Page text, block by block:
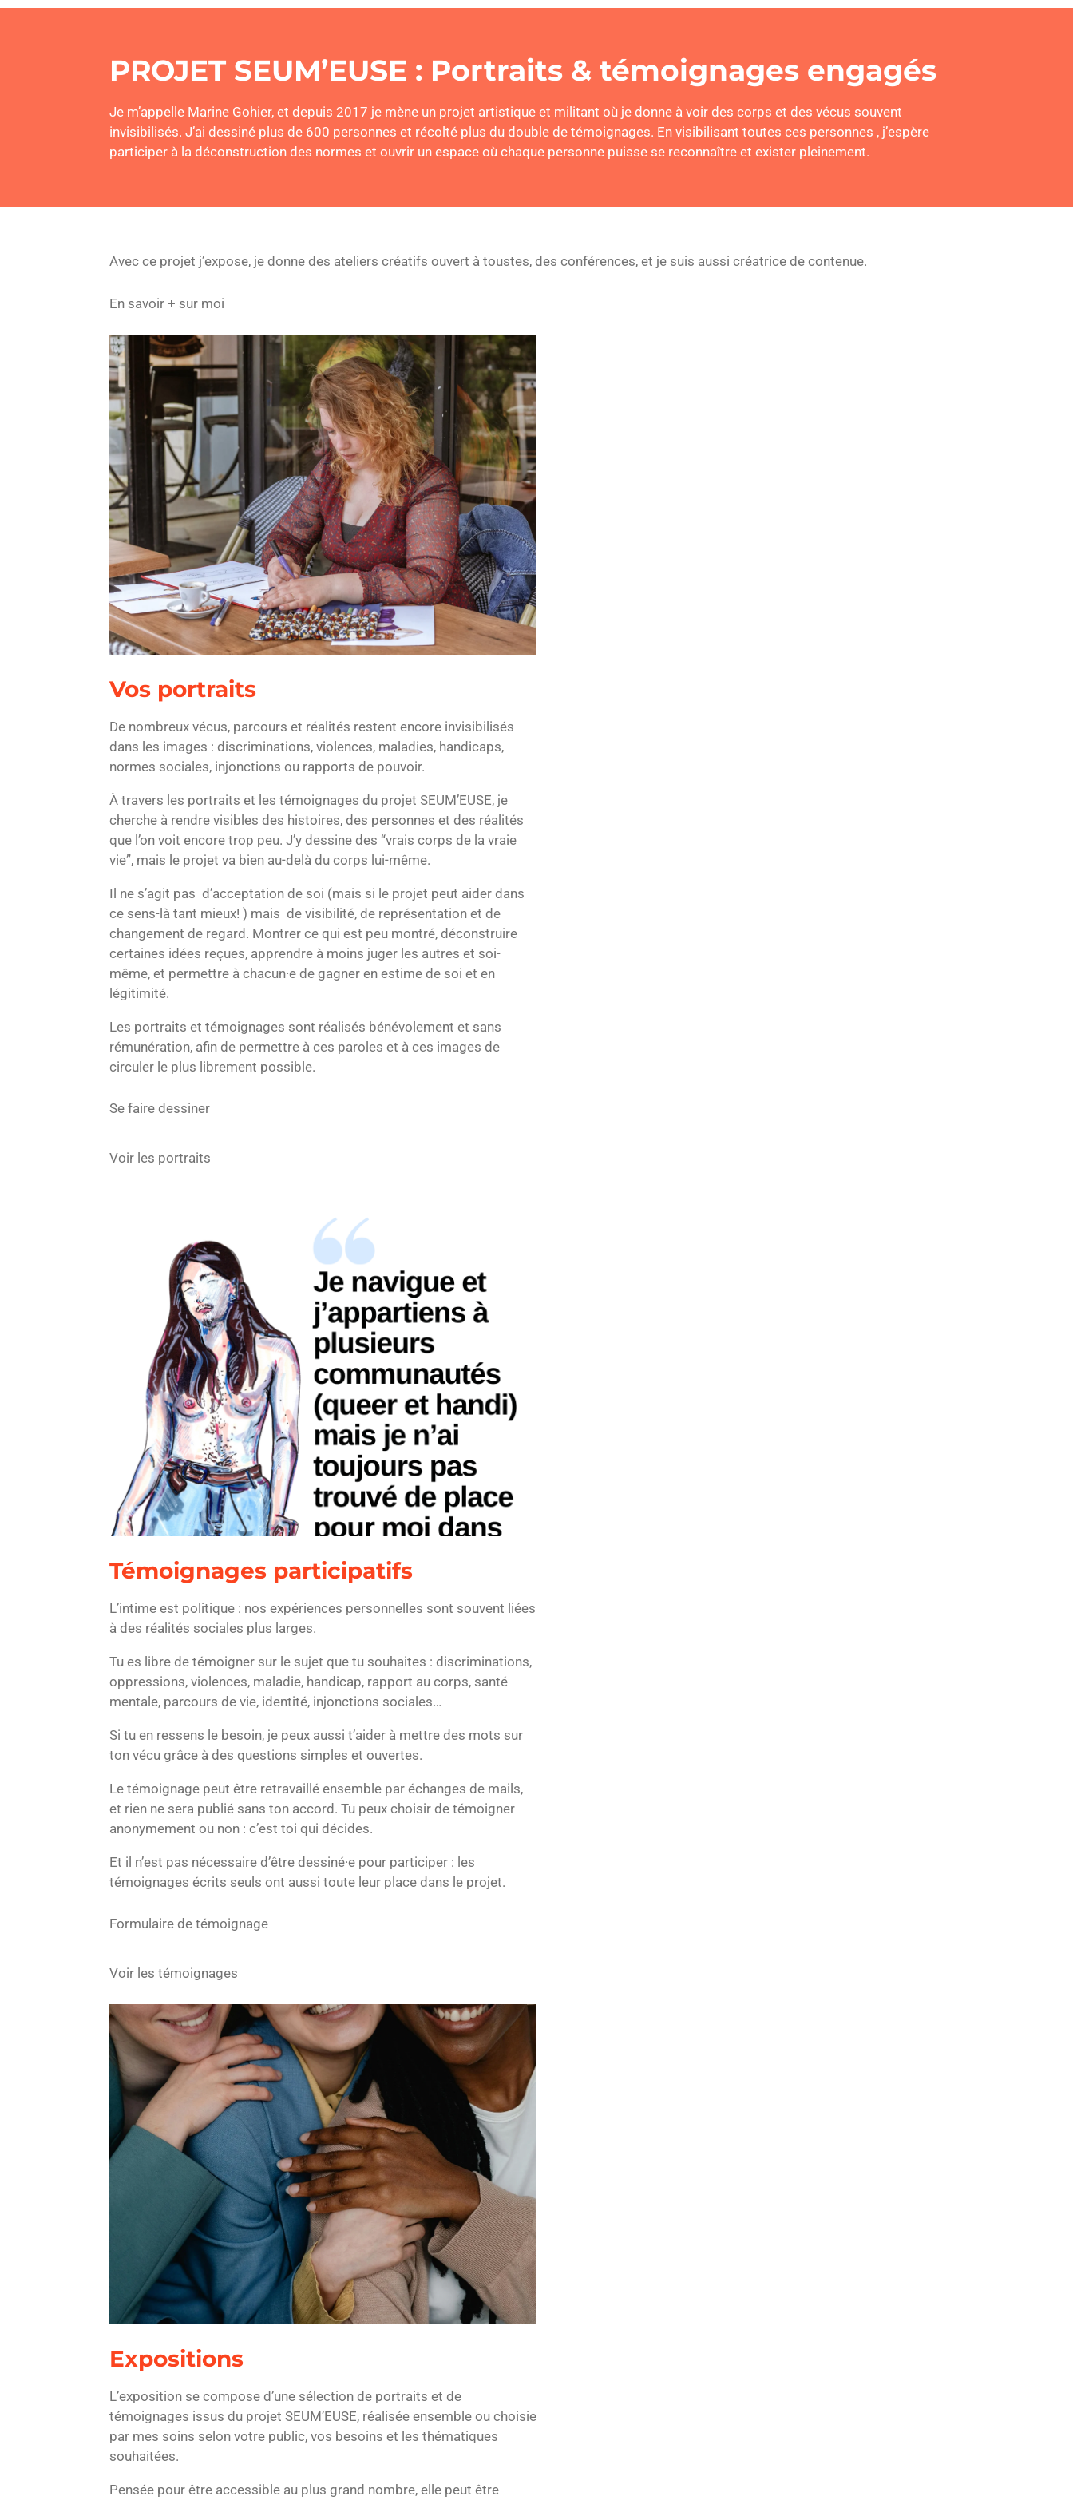
PROJET SEUM’EUSE : Portraits & témoignages engagés
Je m’appelle Marine Gohier, et depuis 2017 je mène un projet artistique et militant où je donne à voir des corps et des vécus souvent
invisibilisés. J’ai dessiné plus de 600 personnes et récolté plus du double de témoignages. En visibilisant toutes ces personnes , j’espère
participer à la déconstruction des normes et ouvrir un espace où chaque personne puisse se reconnaître et exister pleinement.
Avec ce projet j’expose, je donne des ateliers créatifs ouvert à toustes, des conférences, et je suis aussi créatrice de contenue.
En savoir + sur moi
Vos portraits
De nombreux vécus, parcours et réalités restent encore invisibilisés
dans les images : discriminations, violences, maladies, handicaps,
normes sociales, injonctions ou rapports de pouvoir.
À travers les portraits et les témoignages du projet SEUM’EUSE, je
cherche à rendre visibles des histoires, des personnes et des réalités
que l’on voit encore trop peu. J’y dessine des “vrais corps de la vraie
vie”, mais le projet va bien au-delà du corps lui-même.
Il ne s’agit pas d’acceptation de soi (mais si le projet peut aider dans
ce sens-là tant mieux! ) mais de visibilité, de représentation et de
changement de regard. Montrer ce qui est peu montré, déconstruire
certaines idées reçues, apprendre à moins juger les autres et soi-
même, et permettre à chacun·e de gagner en estime de soi et en
légitimité.
Les portraits et témoignages sont réalisés bénévolement et sans
rémunération, afin de permettre à ces paroles et à ces images de
circuler le plus librement possible.
Se faire dessiner
Voir les portraits
Témoignages participatifs
L’intime est politique : nos expériences personnelles sont souvent liées
à des réalités sociales plus larges.
Tu es libre de témoigner sur le sujet que tu souhaites : discriminations,
oppressions, violences, maladie, handicap, rapport au corps, santé
mentale, parcours de vie, identité, injonctions sociales…
Si tu en ressens le besoin, je peux aussi t’aider à mettre des mots sur
ton vécu grâce à des questions simples et ouvertes.
Le témoignage peut être retravaillé ensemble par échanges de mails,
et rien ne sera publié sans ton accord. Tu peux choisir de témoigner
anonymement ou non : c’est toi qui décides.
Et il n’est pas nécessaire d’être dessiné·e pour participer : les
témoignages écrits seuls ont aussi toute leur place dans le projet.
Formulaire de témoignage
Voir les témoignages
Expositions
L’exposition se compose d’une sélection de portraits et de
témoignages issus du projet SEUM’EUSE, réalisée ensemble ou choisie
par mes soins selon votre public, vos besoins et les thématiques
souhaitées.
Pensée pour être accessible au plus grand nombre, elle peut être